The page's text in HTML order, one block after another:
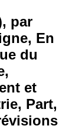
par
En
du
et
Part,